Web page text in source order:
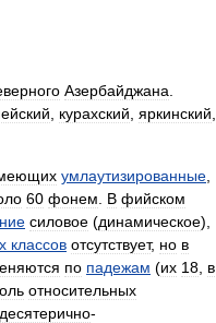
Азербайджана
курахский яркинский
умлаутизированные
60 фонем В фийском
силовое (динамическое),
классов отсутствует, но в
по падежам (их 18 в
относительных
десятерично-